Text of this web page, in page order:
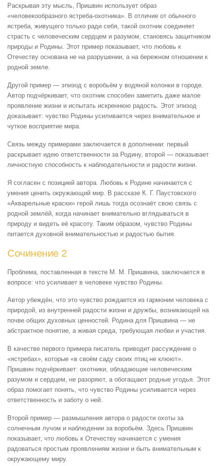
Раскрывая эту мысль, Пришвин использует образ
«человекообразного ястреба-охотника». В отличие от обычного
ястреба, живущего только ради себя, такой охотник соединяет
страсть с человеческим сердцем и разумом, становясь защитником
природы и Родины. Этот пример показывает, что любовь к
Отечеству основана не на разрушении, а на бережном отношении к
родной земле.
Другой пример — эпизод с воробьём у водяной колонки в городе.
Автор подчёркивает, что охотник способен заметить даже малое
проявление жизни и испытать искреннюю радость. Этот эпизод
доказывает: чувство Родины усиливается через внимательное и
чуткое восприятие мира.
Связь между примерами заключается в дополнении: первый
раскрывает идею ответственности за Родину, второй — показывает
личностную способность к наблюдательности и радости жизни.
Я согласен с позицией автора. Любовь к Родине начинается с
умения ценить окружающий мир. В рассказе К. Г. Паустовского
«Акварельные краски» герой лишь тогда осознаёт свою связь с
родной землёй, когда начинает внимательно вглядываться в
природу и видеть её красоту. Таким образом, чувство Родины
питается духовной внимательностью и радостью бытия.
Сочинение 2
Проблема, поставленная в тексте М. М. Пришвина, заключается в
вопросе: что усиливает в человеке чувство Родины.
Автор убеждён, что это чувство рождается из гармонии человека с
природой, из внутренней радости жизни и дружбы, возникающей на
почве общих духовных ценностей. Родина для Пришвина — не
абстрактное понятие, а живая среда, требующая любви и участия.
В качестве первого примера писатель приводит рассуждение о
«ястребах», которые «в своём саду своих птиц не клюют».
Пришвин подчёркивает: охотники, обладающие человеческим
разумом и сердцем, не разоряют, а обогащают родные угодья. Этот
образ помогает понять, что чувство Родины усиливается через
ответственность и заботу о ней.
Второй пример — размышления автора о радости охоты за
солнечным лучом и наблюдении за воробьём. Здесь Пришвин
показывает, что любовь к Отечеству начинается с умения
радоваться простым проявлениям жизни и быть внимательным к
окружающему миру.